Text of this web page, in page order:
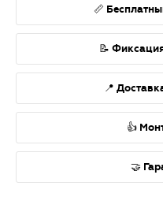
📏
📝
📍
👍
🤝